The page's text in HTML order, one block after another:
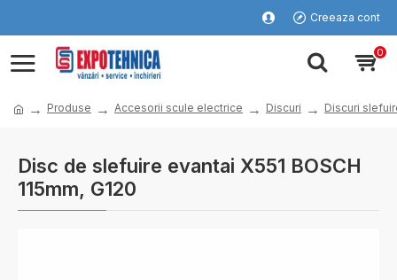
Creeaza cont
0
Produse Accesorii scule electrice Discuri Discuri
Disc de slefuire evantai X551 BOSCH
115mm, G120